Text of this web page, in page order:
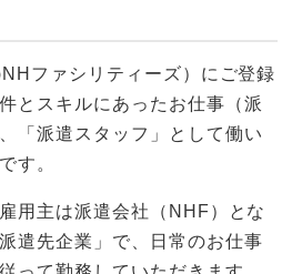
ファシリティーズ）にご登録
とスキルにあったお仕事（派
「派遣スタッフ」として働い
す。
用主は派遣会社（NHF）とな
遣先企業」で、日常のお仕事